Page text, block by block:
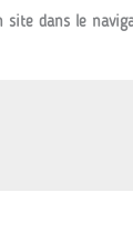
dans le